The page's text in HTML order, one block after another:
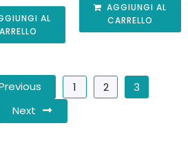
AL
AGGIUNGI AL
CARRELLO
1 2
3
Next